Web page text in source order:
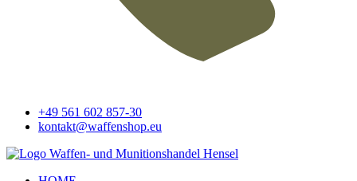
+49 561 602 857-30
kontakt@waffenshop.eu